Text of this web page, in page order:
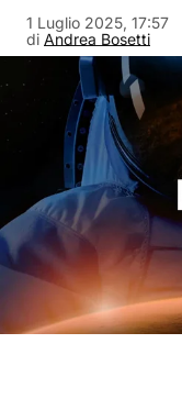
di Andrea Bosetti
1 Luglio 2025, 17:57